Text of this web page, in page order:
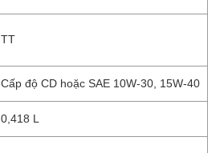
TT
Cấp độ CD hoặc SAE 10W-30, 15W-40
0,418 L